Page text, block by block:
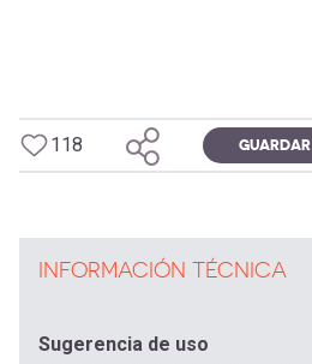
118 GUARDAR
INFORMACIÓN TÉCNICA
Sugerencia de uso